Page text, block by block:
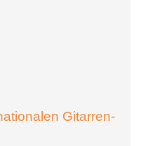
Gitarren-